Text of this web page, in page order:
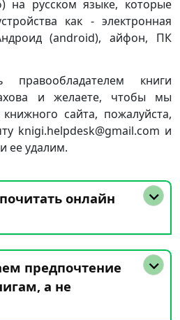
на русском языке, которые
как - электронная
(android), айфон, ПК
книги
и желаете, чтобы мы
сайта, пожалуйста,
knigi.helpdesk@gmail.com и
ее удалим.
онлайн
предпочтение
а не